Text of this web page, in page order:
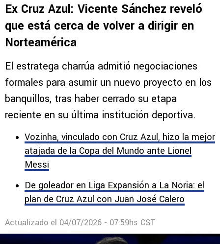
Ex Cruz Azul: Vicente Sánchez reveló
que está cerca de volver a dirigir en
Norteamérica
El estratega charrúa admitió negociaciones
formales para asumir un nuevo proyecto en los
banquillos, tras haber cerrado su etapa
reciente en su última institución deportiva.
Vozinha, vinculado con Cruz Azul, hizo la mejor
atajada de la Copa del Mundo ante Lionel
Messi
De goleador en Liga Expansión a La Noria: el
plan de Cruz Azul con Juan José Calero
Actualizado el 04/07/2026 - 07:59hs CST